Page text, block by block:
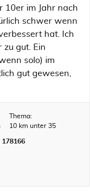
10er im Jahr nach
schwer wenn
hat. Ich
zu gut. Ein
solo) im
gut gewesen,
Thema:
10 km unter 35
178166